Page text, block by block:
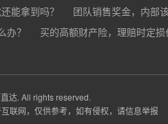
能拿到吗？
团队销售奖金，内部
的业绩怎么算？
销售提成和奖金
办？
买的高额财产险，理赔时定
达. All rights reserved.
联网，仅供参考，如有侵权，请信息举报